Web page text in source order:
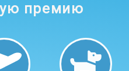
премию